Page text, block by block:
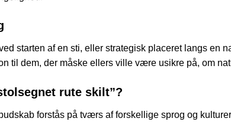
starten af en sti, eller strategisk placeret langs en
til dem, der måske ellers ville være usikre på, om
rute skilt”?
forstås på tværs af forskellige sprog og